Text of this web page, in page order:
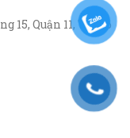
15, Quận 11, TP Hồ